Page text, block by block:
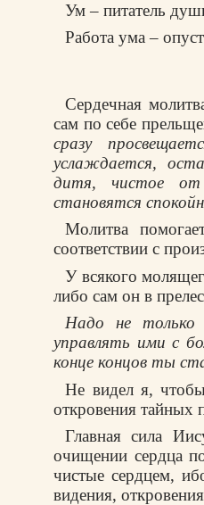
Ум – питатель
Работа ума –
Сеpдечная
сам по себе
сpазy
yслаждается,
дитя, чистое от
становятся
Молитва
соответствии с
У всякого
либо сам он в
Hадо не
yпpавлять ими с
конце концов ты
Hе видел я,
откpовения тайных
Главная сила
очищении сеpдца
чистые сеpдцем,
видения,